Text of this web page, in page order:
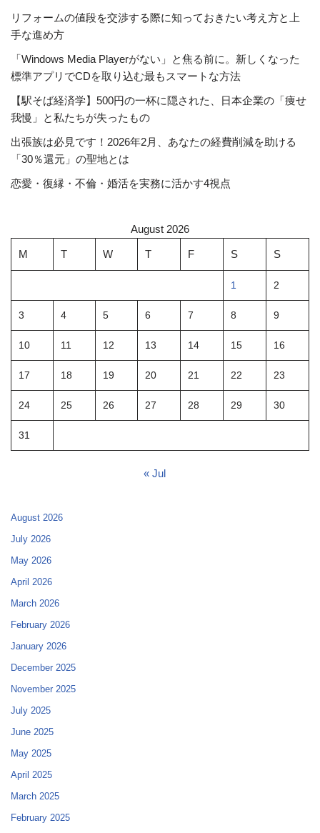
リフォームの値段を交渉する際に知っておきたい考え方と上
手な進め方
「Windows Media Playerがない」と焦る前に。新しくなった
標準アプリでCDを取り込む最もスマートな方法
【駅そば経済学】500円の一杯に隠された、日本企業の「痩せ
我慢」と私たちが失ったもの
出張族は必見です！2026年2月、あなたの経費削減を助ける
「30％還元」の聖地とは
恋愛・復縁・不倫・婚活を実務に活かす4視点
August 2026
M T W T F S S
1 2
3 4 5 6 7 8 9
10 11 12 13 14 15 16
17 18 19 20 21 22 23
24 25 26 27 28 29 30
31
« Jul
August 2026
July 2026
May 2026
April 2026
March 2026
February 2026
January 2026
December 2025
November 2025
July 2025
June 2025
May 2025
April 2025
March 2025
February 2025